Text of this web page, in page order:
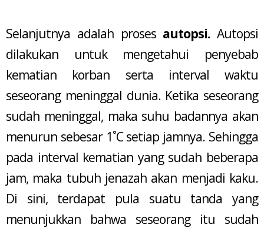
Selanjutnya adalah proses autopsi. Autopsi
dilakukan untuk mengetahui penyebab
kematian korban serta interval waktu
seseorang meninggal dunia. Ketika seseorang
sudah meninggal, maka suhu badannya akan
menurun sebesar 1˚C setiap jamnya. Sehingga
pada interval kematian yang sudah beberapa
jam, maka tubuh jenazah akan menjadi kaku.
Di sini, terdapat pula suatu tanda yang
menunjukkan bahwa seseorang itu sudah